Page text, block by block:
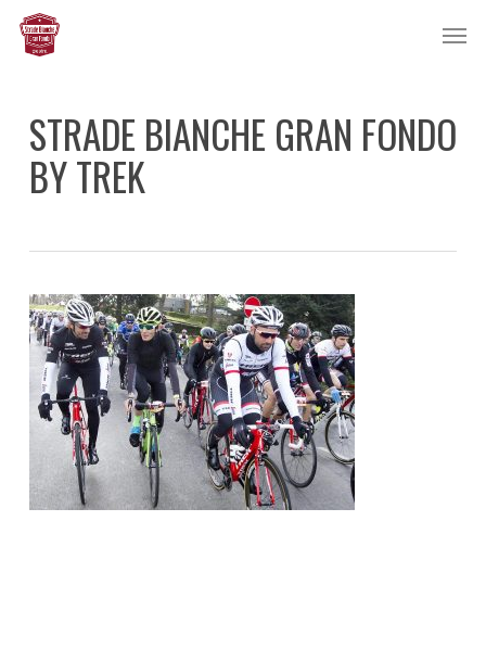
Skip
content
STRADE BIANCHE GRAN FONDO
BY TREK